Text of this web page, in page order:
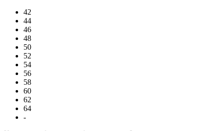
42
44
46
48
50
52
54
56
58
60
62
64
-